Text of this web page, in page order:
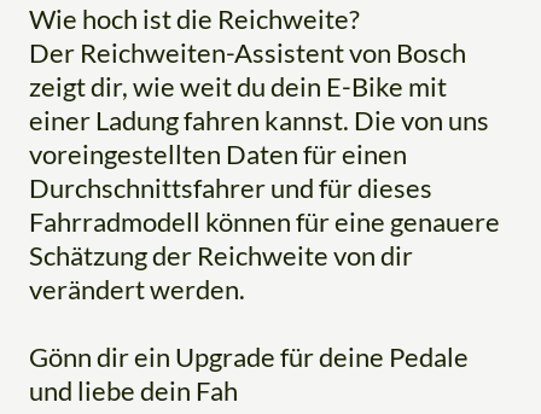
Wie hoch ist die Reichweite?
Der Reichweiten-Assistent von Bosch
zeigt dir, wie weit du dein E-Bike mit
einer Ladung fahren kannst. Die von uns
voreingestellten Daten für einen
Durchschnittsfahrer und für dieses
Fahrradmodell können für eine genauere
Schätzung der Reichweite von dir
verändert werden.
Gönn dir ein Upgrade für deine Pedale
und liebe dein Fah